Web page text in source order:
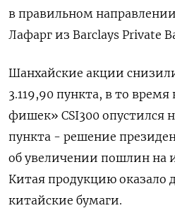
в правильном
Лафарг из Barclays Private
Шанхайские акции
3.119,90 пункта, в то
фишек» CSI300 опустился
пункта - решение
об увеличении пошлин на
Китая продукцию оказало
китайские бумаги.